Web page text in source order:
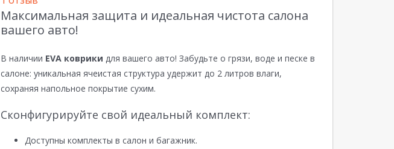
Максимальная защита и идеальная чистота салона
вашего авто!
В наличии EVA коврики для вашего авто! Забудьте о грязи, воде и песке в
салоне: уникальная ячеистая структура удержит до 2 литров влаги,
сохраняя напольное покрытие сухим.
Сконфигурируйте свой идеальный комплект:
Доступны комплекты в салон и багажник.